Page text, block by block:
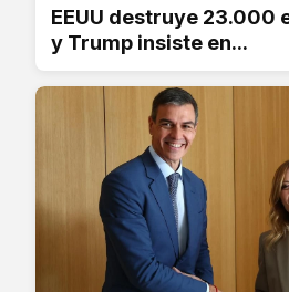
EEUU destruye 23.000
y Trump insiste en...